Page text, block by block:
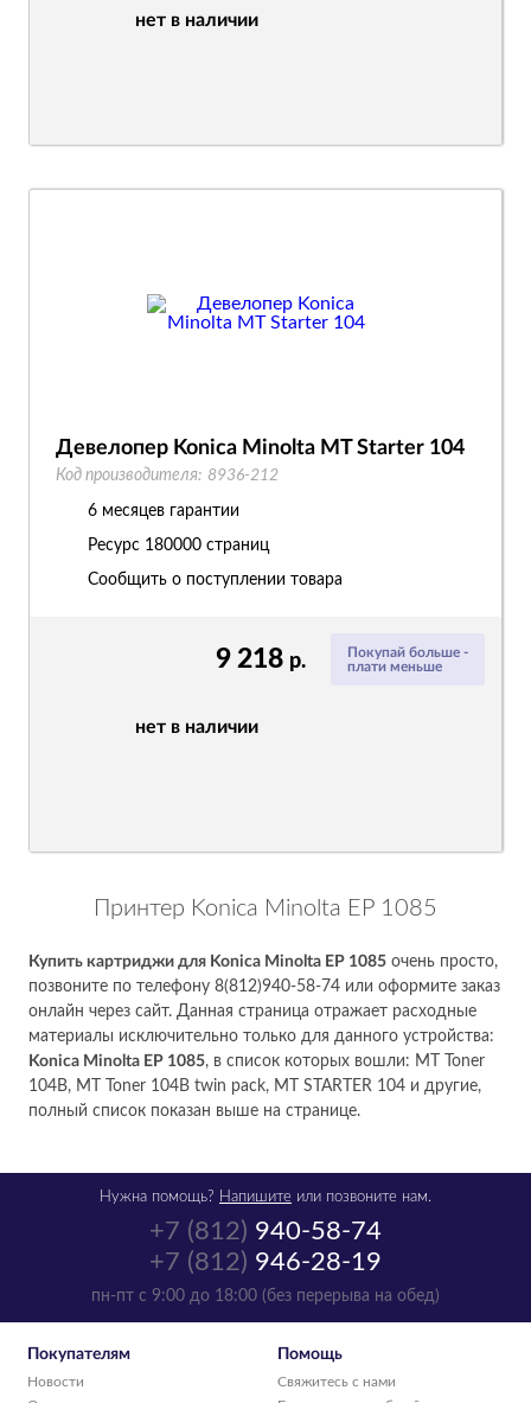
нет в наличии
Покупай больше -
плати меньше
9 218 р.
нет в наличии
Девелопер Konica Minolta MT Starter 104
Код производителя: 8936-212
6 месяцев гарантии
Ресурс 180000 страниц
Сообщить о поступлении товара
Принтер Konica Minolta EP 1085
Купить картриджи для Konica Minolta EP 1085 очень просто,
позвоните по телефону 8(812)940-58-74 или оформите заказ
онлайн через сайт. Данная страница отражает расходные
материалы исключительно только для данного устройства:
Konica Minolta EP 1085, в список которых вошли: MT Toner
104B, MT Toner 104B twin pack, MT STARTER 104 и другие,
полный список показан выше на странице.
+7 (812) 940-58-74
+7 (812) 946-28-19
пн-пт с 9:00 до 18:00 (без перерыва на обед)
Нужна помощь? Напишите или позвоните нам.
Покупателям
Новости
Помощь
Свяжитесь с нами